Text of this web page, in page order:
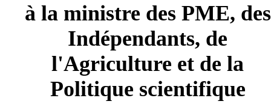
à la ministre des PME, des
Indépendants, de
l'Agriculture et de la
Politique scientifique